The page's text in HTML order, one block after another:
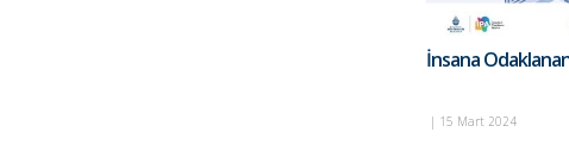
İnsana
| 15 Mart 2024